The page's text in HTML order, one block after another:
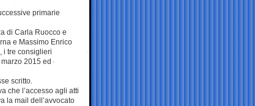
primarie
di Carla Ruocco e
e Massimo Enrico
i tre consiglieri
2015 ed
scritto.
che l’accesso agli atti
la mail dell’avvocato